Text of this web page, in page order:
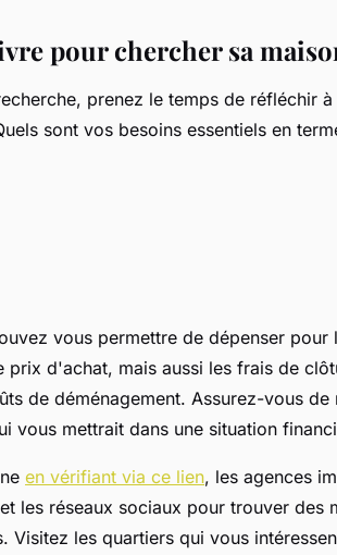
pour chercher sa
prenez le temps de réfléchir
sont vos besoins essentiels en
vous permettre de dépenser pour
prix d'achat, mais aussi les frais de
de déménagement. Assurez-vous de
vous mettrait dans une situation
en vérifiant via ce lien, les agences
les réseaux sociaux pour trouver des
Visitez les quartiers qui vous